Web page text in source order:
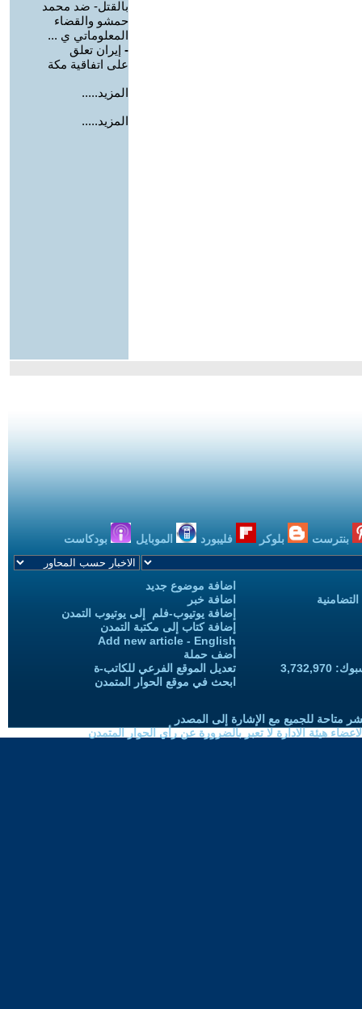
بالقتل- ضد محمد
حمشو والقضاء
المعلوماتي ي ...
- إيران تعلق
على اتفاقية مكة
المزيد.....
المزيد.....
بنترست بلوكر فليبورد الموبايل بودكاست
اضافة موضوع جديد
اضافة خبر
إضافة يوتيوب-فلم إلى يوتيوب التمدن
إضافة كتاب إلى مكتبة التمدن
Add new article - English
أضف حملة
تعديل الموقع الفرعي للكاتب-ة
ابحث في موقع الحوار المتمدن
متاحة للجميع مع الإشارة إلى المصدر
هيئة الادارة لا تعبر بالضرورة عن رأي الحوار المتمدن